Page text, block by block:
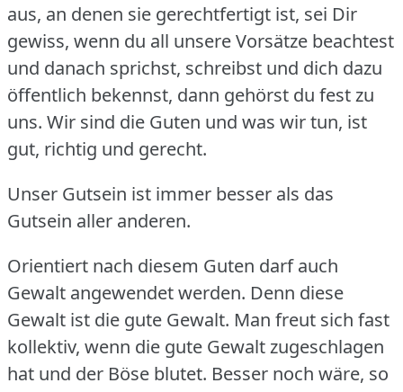
aus, an denen sie gerechtfertigt ist, sei Dir
gewiss, wenn du all unsere Vorsätze beachtest
und danach sprichst, schreibst und dich dazu
öffentlich bekennst, dann gehörst du fest zu
uns. Wir sind die Guten und was wir tun, ist
gut, richtig und gerecht.
Unser Gutsein ist immer besser als das
Gutsein aller anderen.
Orientiert nach diesem Guten darf auch
Gewalt angewendet werden. Denn diese
Gewalt ist die gute Gewalt. Man freut sich fast
kollektiv, wenn die gute Gewalt zugeschlagen
hat und der Böse blutet. Besser noch wäre, so